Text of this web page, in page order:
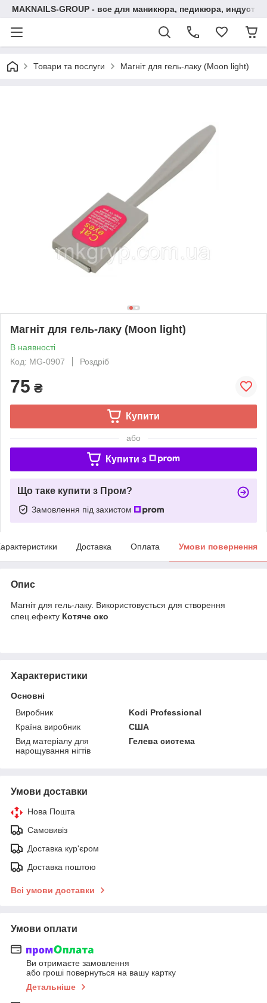
MAKNAILS-GROUP - все для маникюра, педикюра,
Товари та послуги Магніт для гель-лаку (Moon light)
Магніт для гель-лаку (Moon light)
В наявності
Код: MG-0907
Роздріб
75 ₴
Купити
або
Купити з
Що таке купити з Пром?
Замовлення під захистом
Доставка Оплата Умови повернення
Опис
Магніт для гель-лаку. Використовується для створення
спец.ефекту Котяче око
Характеристики
Основні
Виробник
Kodi Professional
Країна виробник
США
Вид матеріалу для
нарощування нігтів
Гелева система
Умови доставки
Нова Пошта
Самовивіз
Доставка кур'єром
Доставка поштою
Всі умови доставки
Умови оплати
Ви отримаєте замовлення
або гроші повернуться на вашу картку
Детальніше